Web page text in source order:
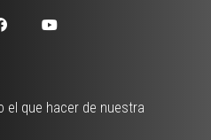
el que hacer de nuestra